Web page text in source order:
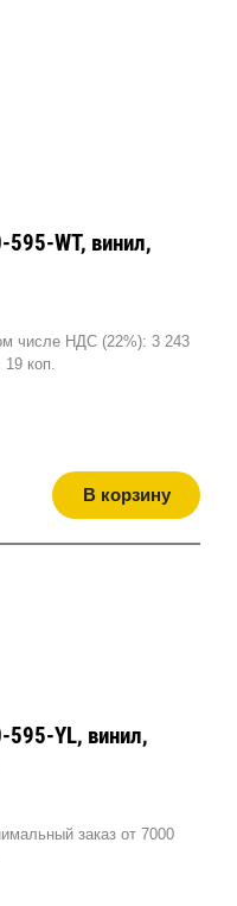
WT, винил,
числе НДС (22%): 3 243
19 коп.
В корзину
595-YL, винил,
заказ от 7000